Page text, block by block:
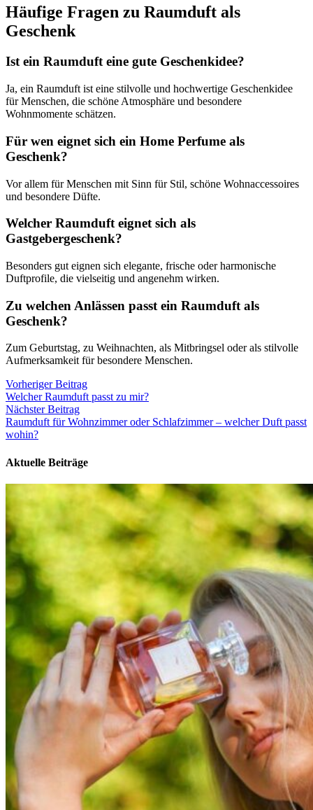
Häufige Fragen zu Raumduft als
Geschenk
Ist ein Raumduft eine gute Geschenkidee?
Ja, ein Raumduft ist eine stilvolle und hochwertige Geschenkidee
für Menschen, die schöne Atmosphäre und besondere
Wohnmomente schätzen.
Für wen eignet sich ein Home Perfume als
Geschenk?
Vor allem für Menschen mit Sinn für Stil, schöne Wohnaccessoires
und besondere Düfte.
Welcher Raumduft eignet sich als
Gastgebergeschenk?
Besonders gut eignen sich elegante, frische oder harmonische
Duftprofile, die vielseitig und angenehm wirken.
Zu welchen Anlässen passt ein Raumduft als
Geschenk?
Zum Geburtstag, zu Weihnachten, als Mitbringsel oder als stilvolle
Aufmerksamkeit für besondere Menschen.
Vorheriger Beitrag
Welcher Raumduft passt zu mir?
Nächster Beitrag
Raumduft für Wohnzimmer oder Schlafzimmer – welcher Duft passt
wohin?
Aktuelle Beiträge